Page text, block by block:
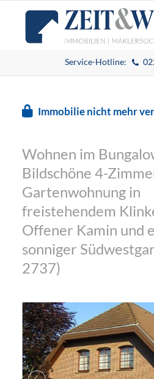
Service-Hotline:
Immobilie nicht mehr
Wohnen im
Bildschöne 4-
Gartenwohnung in
freistehendem
Offener Kamin und
sonniger
2737)